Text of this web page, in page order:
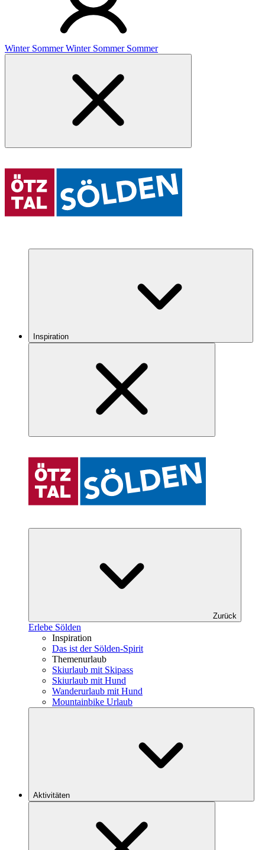
Winter Sommer Winter Sommer Sommer
Inspiration
Zurück
Erlebe Sölden
Inspiration
Das ist der Sölden-Spirit
Themenurlaub
Skiurlaub mit Skipass
Skiurlaub mit Hund
Wanderurlaub mit Hund
Mountainbike Urlaub
Aktivitäten